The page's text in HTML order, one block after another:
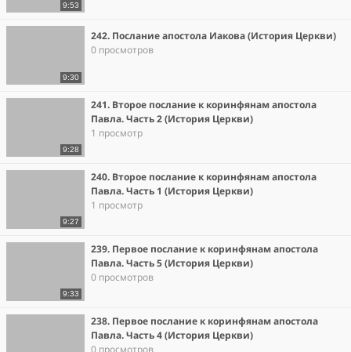
9:53
9:30
242. Послание апостола Иакова (История Церкви)
0 просмотров
9:28
241. Второе послание к коринфянам апостола
Павла. Часть 2 (История Церкви)
1 просмотр
9:27
240. Второе послание к коринфянам апостола
Павла. Часть 1 (История Церкви)
1 просмотр
9:33
239. Первое послание к коринфянам апостола
Павла. Часть 5 (История Церкви)
0 просмотров
238. Первое послание к коринфянам апостола
Павла. Часть 4 (История Церкви)
0 просмотров